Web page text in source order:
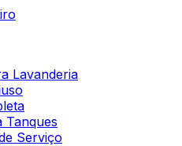
Lavanderia
Tanques
Serviço